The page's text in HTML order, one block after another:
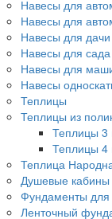
Навесы для
Навесы для
Навесы для дачи
Навесы для сада
Навесы для
Навесы
Теплицы
Теплицы из
Теплицы 3
Теплицы 4
Теплица
Душевые кабины
Фундаменты для
Ленточный